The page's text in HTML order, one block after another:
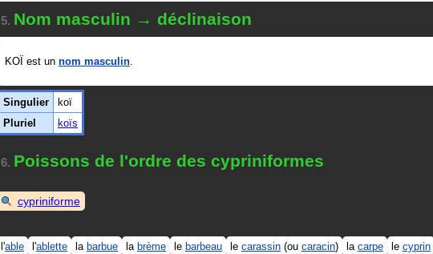
5. Nom masculin → déclinaison
KOÏ est un nom masculin.
Singulier
koï
Pluriel
koïs
6. Poissons de l'ordre des cypriniformes
cypriniforme
l'able l'ablette la barbue la brème le barbeau le carassin (ou caracin) la carpe le cyprin